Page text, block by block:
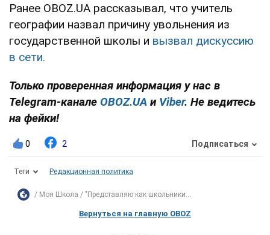
Ранее OBOZ.UA рассказывал, что учитель
географии назвал причину увольнения из
государственной школы и вызвал дискуссию
в сети.
Только проверенная информация у нас в
Telegram-канале OBOZ.UA и Viber. Не ведитесь
на фейки!
0 2 Подписаться
Теги Редакционная политика
Моя Школа "Представляю как школьники...
Вернуться на главную OBOZ